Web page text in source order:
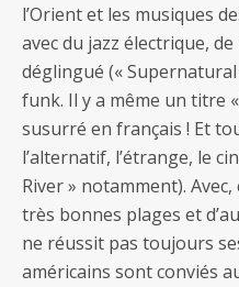
l’Orient et les musiques
avec du jazz électrique,
déglingué («
funk. Il y a même un titre
susurré en français ! Et
l’alternatif, l’étrange, le
River » notamment).
très bonnes plages et
ne réussit pas toujours
américains sont conviés